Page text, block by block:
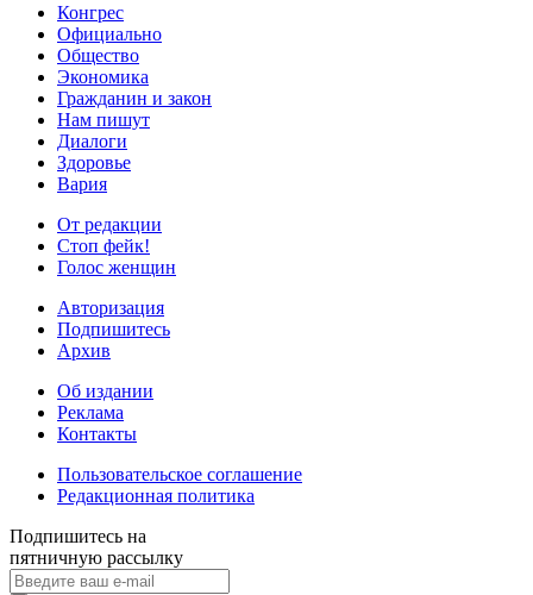
Конгрес
Официально
Общество
Экономика
Гражданин и закон
Нам пишут
Диалоги
Здоровье
Вария
От редакции
Стоп фейк!
Голос женщин
Авторизация
Подпишитесь
Архив
Об издании
Реклама
Контакты
Пользовательское соглашение
Редакционная политика
Подпишитесь на
пятничную рассылку